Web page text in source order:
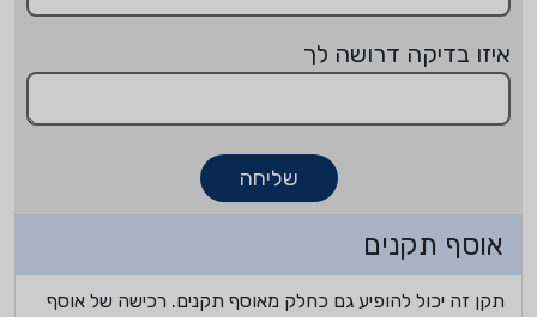
איזו בדיקה דרושה לך
שליחה
אוסף תקנים
תקן זה יכול להופיע גם כחלק מאוסף תקנים. רכישה של אוסף